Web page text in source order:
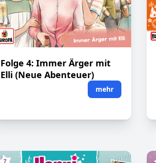
Folge 4: Immer Ärger mit
Elli (Neue Abenteuer)
mehr